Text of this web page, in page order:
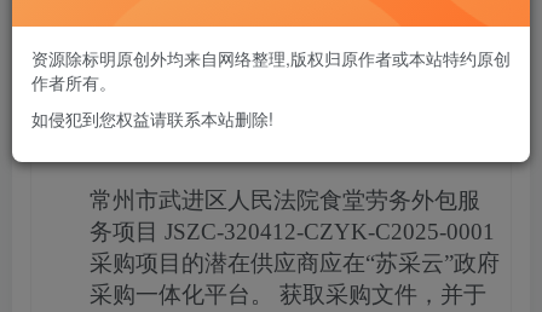
您当前未登录！建议登陆后购买，可保存购买订单
常州市武进区人民法院食堂劳务外包服
务项目 JSZC-320412-CZYK-C2025-0001
采购项目的潜在供应商应在“苏采云”政府
采购一体化平台。
获取采购文件，并于
资源除标明原创外均来自网络整理,版权归原作者或本站特约原创
作者所有。
如侵犯到您权益请联系本站删除!